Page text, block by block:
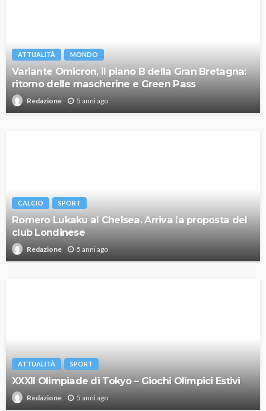
ATTUALITÀ MONDO
Variante Omicron, il piano B della Gran Bretagna:
ritorno delle mascherine e Green Pass
Redazione 5 anni ago
CALCIO SPORT
Romero Lukaku al Chelsea. Arriva la proposta del
club Londinese
Redazione 5 anni ago
ATTUALITÀ SPORT
XXXII Olimpiade di Tokyo – Giochi Olimpici Estivi
Redazione 5 anni ago